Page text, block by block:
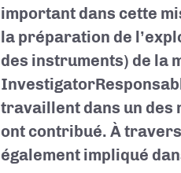
important dans cette
la préparation de
des instruments) de la
Investigator
travaillent dans un des
ont contribué. À
également impliqué